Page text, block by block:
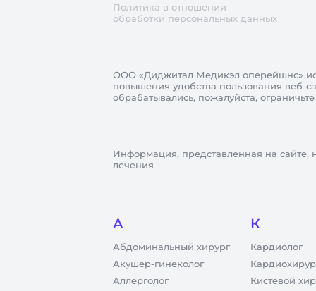
Политика в отношении
обработки персональных данных
ООО «Диджитал Медикэл оперейшнс»
повышения удобства пользования веб-
обрабатывались, пожалуйста,
Информация, представленная на сайте,
лечения
А
Абдоминальный хирург
Акушер-гинеколог
Аллерголог
К
Кардиолог
Кистевой